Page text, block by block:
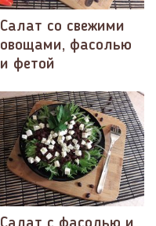
Салат со свежими
овощами, фасолью
и фетой